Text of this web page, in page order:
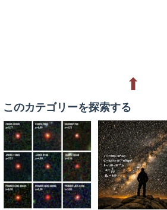
⬆
このカテゴリーを探索する